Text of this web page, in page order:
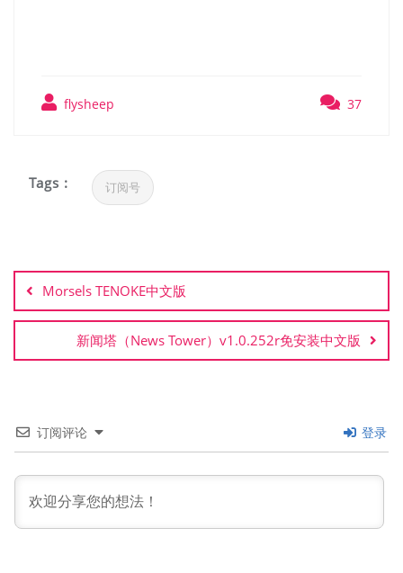
flysheep 37
Tags : 订阅号
章
导
航
Morsels TENOKE中文版
新闻塔（News Tower）v1.0.252r免安装中文版
订阅评论 登录